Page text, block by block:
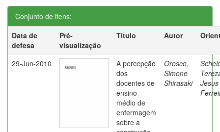
Conjunto de itens:
Data de
defesa
Pré-
visualização
Título Autor
29-Jun-2010
A percepção
dos
docentes de
ensino
médio de
enfermagem
sobre a
Orosco,
Simone
Shirasaki
Jesus